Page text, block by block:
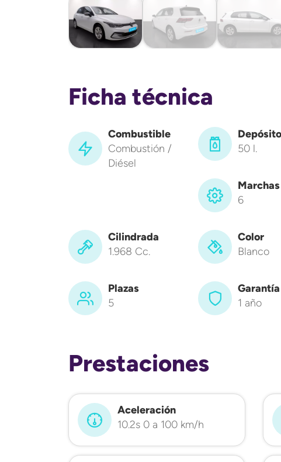
Ficha técnica
Combustible
Combustión /
Diésel
Depósito
50 l.
Marchas
6
Cilindrada
1.968 Cc.
Color
Blanco
Plazas
5
Garantía
1 año
Prestaciones
Aceleración
10.2s 0 a 100 km/h